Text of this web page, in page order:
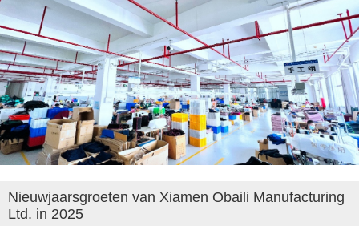
Nieuwjaarsgroeten van Xiamen Obaili Manufacturing
Ltd. in 2025